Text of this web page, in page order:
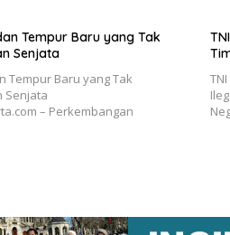
Tempur Baru yang Tak
Senjata
Tempur Baru yang Tak
Senjata
– Perkembangan